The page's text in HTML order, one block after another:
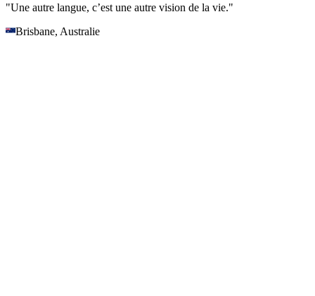
"Une autre langue, c’est une autre vision de la vie."
Brisbane, Australie